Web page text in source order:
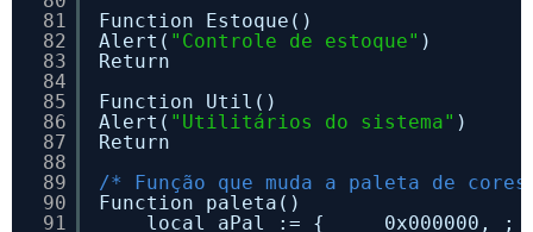
81
82
83
84
85
86
87
88
89
90
91
Function Estoque()
Alert( "Controle de estoque" )
Return
Function Util()
Alert( "Utilitários do sistema" )
Return
/* Função que muda a paleta de
Function paleta()
local aPal := {     0x000000, ;